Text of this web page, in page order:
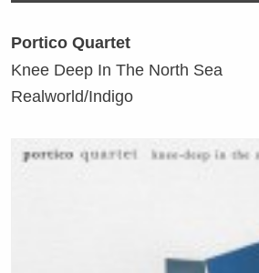
Portico Quartet
Knee Deep In The North Sea
Realworld/Indigo